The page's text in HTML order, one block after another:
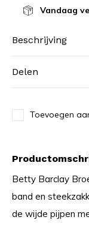
Vandaag
Beschrijving
Delen
Toevoegen
Betty Barclay
band en
de wijde pijpen